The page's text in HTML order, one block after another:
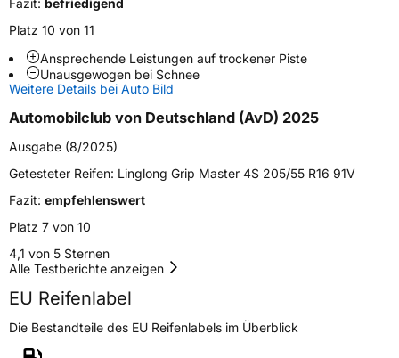
FahrzeugartPKW & SUV
Weitere Eigenschaften
Schlauchtyp TL
Zustand Neureifen
Verstärkt
FelgenschutzFR
EU Label
Fazit: befriedigend
Platz 10 von 11
Ansprechende Leistungen auf trockener Piste
Unausgewogen bei Schnee
Weitere Details bei Auto Bild
Automobilclub von Deutschland (AvD) 2025
Ausgabe (8/2025)
Getesteter Reifen: Linglong Grip Master 4S 205/55 R16 91V
Fazit: empfehlenswert
Platz 7 von 10
4,1 von 5 Sternen
Alle Testberichte anzeigen
EU Reifenlabel
Die Bestandteile des EU Reifenlabels im Überblick